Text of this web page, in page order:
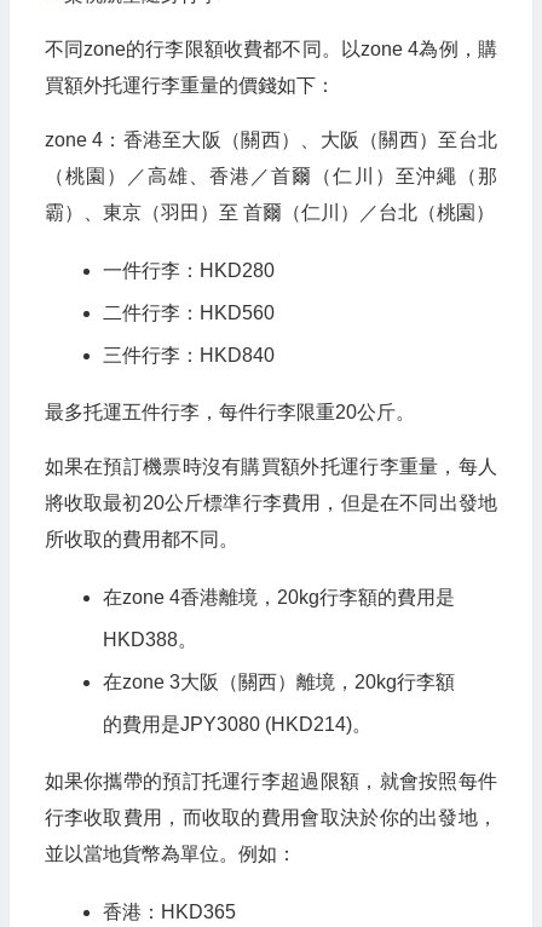
不同zone的行李限額收費都不同。以zone 4為例，購
買額外托運行李重量的價錢如下：
zone 4：香港至大阪（關西）、大阪（關西）至台北
（桃園）／高雄、香港／首爾（仁川）至沖繩（那
霸）、東京（羽田）至 首爾（仁川）／台北（桃園）
一件行李：HKD280
二件行李：HKD560
三件行李：HKD840
最多托運五件行李，每件行李限重20公斤。
如果在預訂機票時沒有購買額外托運行李重量，每人
將收取最初20公斤標準行李費用，但是在不同出發地
所收取的費用都不同。
在zone 4香港離境，20kg行李額的費用是
HKD388。
在zone 3大阪（關西）離境，20kg行李額
的費用是JPY3080 (HKD214)。
如果你攜帶的預訂托運行李超過限額，就會按照每件
行李收取費用，而收取的費用會取決於你的出發地，
並以當地貨幣為單位。例如：
香港：HKD365